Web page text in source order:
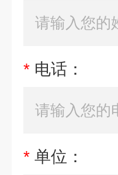
* 电话：
* 单位：